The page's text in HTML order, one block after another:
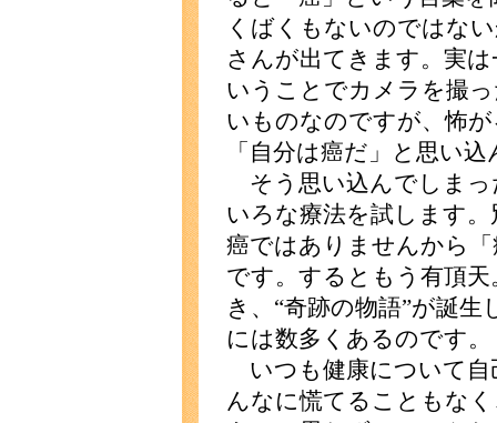
くばくもないのではな
さんが出てきます。実
いうことでカメラを撮
いものなのですが、怖
「自分は癌だ」と思い
そう思い込んでしまっ
いろな療法を試します
癌ではありませんから
です。するともう有頂
き、“奇跡の物語”が誕
には数多くあるのです。
いつも健康について自
んなに慌てることもな